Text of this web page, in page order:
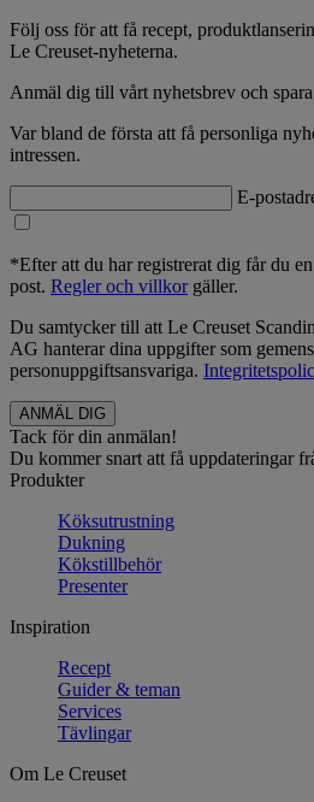
Följ oss för att få recept,
Le Creuset-nyheterna.
Anmäl dig till vårt nyhetsbrev och
Var bland de första att få personliga
intressen.
E-
*Efter att du har registrerat dig får du
post. Regler och villkorgäller.
Du samtycker till att Le Creuset
AG hanterar dina uppgifter som
personuppgiftsansvariga.
Tack för din anmälan!
Du kommer snart att få uppdateringar
Produkter
Köksutrustning
Dukning
Kökstillbehör
Presenter
Inspiration
Recept
Guider & teman
Services
Tävlingar
Om Le Creuset